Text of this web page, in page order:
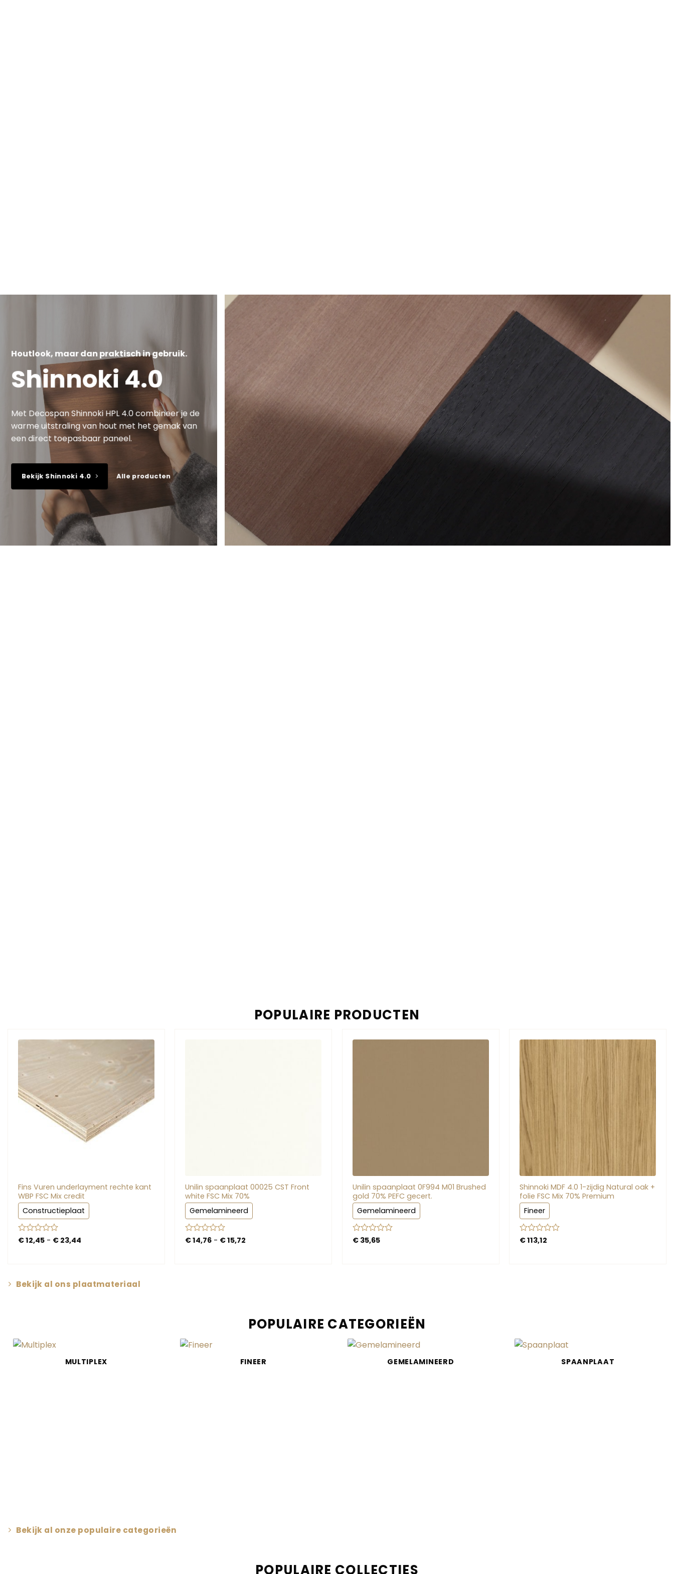
Houtlook, maar dan praktisch in gebruik.
Shinnoki 4.0
Met Decospan Shinnoki HPL 4.0 combineer je de
warme uitstraling van hout met het gemak van
een direct toepasbaar paneel.
Bekijk Shinnoki 4.0 Alle producten
POPULAIRE PRODUCTEN
Fins Vuren underlayment rechte kant
WBP FSC Mix credit
Constructieplaat
Gewaardeerd
€12,45 - €23,44Prijsklasse:
Unilin spaanplaat 00025 CST Front
white FSC Mix 70%
Gemelamineerd
Gewaardeerd
€14,76 - €15,72
Unilin spaanplaat 0F994 M01 Brushed
gold 70% PEFC gecert.
Gemelamineerd
Gewaardeerd
€35,65
Shinnoki MDF 4.0 1-zijdig Natural oak +
folie FSC Mix 70% Premium
Fineer
Gewaardeerd
€113,12
Bekijk al ons plaatmateriaal
POPULAIRE CATEGORIEËN
MULTIPLEX FINEER GEMELAMINEERD SPAANPLAAT
Bekijk al onze populaire categorieën
POPULAIRE COLLECTIES